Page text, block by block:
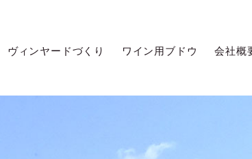
ヴィンヤードづくり ワイン用ブドウ 会社概